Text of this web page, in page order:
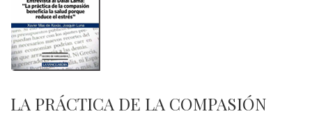
LA PRÁCTICA DE LA COMPASIÓN